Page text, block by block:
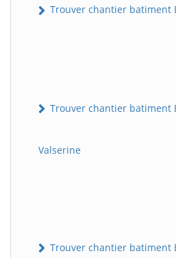
Trouver chantier batiment
Trouver chantier batiment
Valserine
Trouver chantier batiment